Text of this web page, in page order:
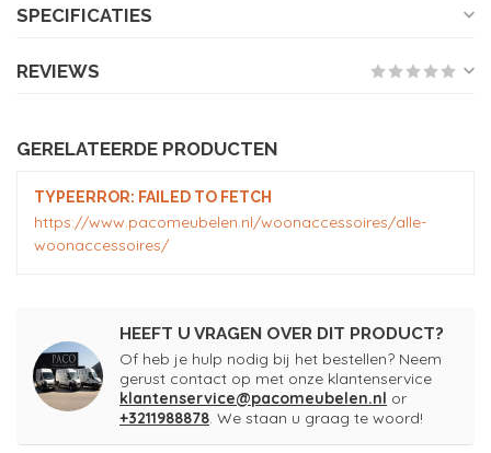
SPECIFICATIES
REVIEWS
GERELATEERDE PRODUCTEN
TYPEERROR: FAILED TO FETCH
https://www.pacomeubelen.nl/woonaccessoires/alle-
woonaccessoires/
HEEFT U VRAGEN OVER DIT PRODUCT?
Of heb je hulp nodig bij het bestellen? Neem
gerust contact op met onze klantenservice
klantenservice@pacomeubelen.nl or
+3211988878. We staan u graag te woord!